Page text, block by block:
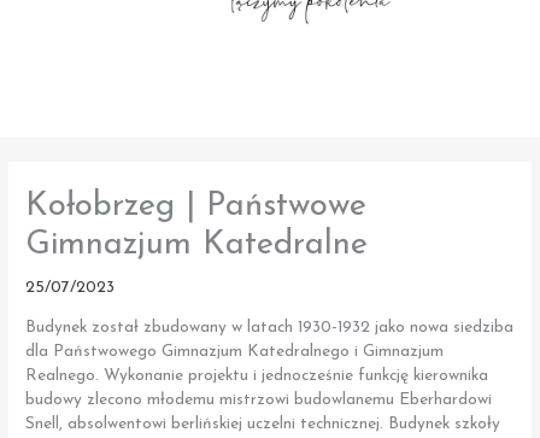
Kołobrzeg | Państwowe
Gimnazjum Katedralne
25/07/2023
Budynek został zbudowany w latach 1930-1932 jako nowa siedziba
dla Państwowego Gimnazjum Katedralnego i Gimnazjum
Realnego. Wykonanie projektu i jednocześnie funkcję kierownika
budowy zlecono młodemu mistrzowi budowlanemu Eberhardowi
Snell, absolwentowi berlińskiej uczelni technicznej. Budynek szkoły